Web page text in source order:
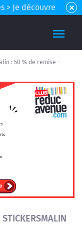
> Je découvre
: 50 % de remise -